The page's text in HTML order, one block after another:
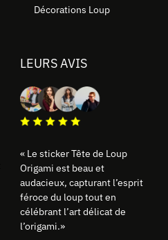
Décorations Loup
LEURS AVIS
« Le sticker Tête de Loup
Origami est beau et
audacieux, capturant l’esprit
féroce du loup tout en
célébrant l’art délicat de
l’origami.»